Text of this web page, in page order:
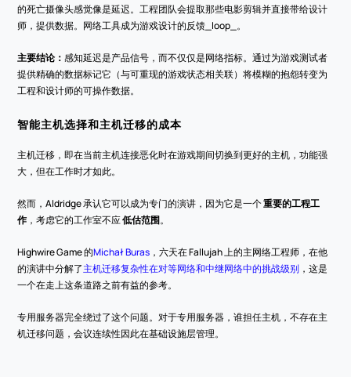
的死亡摄像头感觉像是延迟。工程团队会提取那些电影剪辑并直接带给设计
师，提供数据。网络工具成为游戏设计的反馈_loop_。
主要结论：感知延迟是产品信号，而不仅仅是网络指标。通过为游戏测试者
提供精确的数据标记它（与可重现的游戏状态相关联）将模糊的抱怨转变为
工程和设计师的可操作数据。
智能主机选择和主机迁移的成本
主机迁移，即在当前主机连接恶化时在游戏期间切换到更好的主机，功能强
大，但在工作时才如此。
然而，Aldridge 承认它可以成为专门的演讲，因为它是一个 重要的工程工
作 ，考虑它的工作室不应 低估范围。
Highwire Game 的Michał Buras ，六天在 Fallujah 上的主网络工程师，在他
的演讲中分解了主机迁移复杂性在对等网络和中继网络中的挑战级别 ，这是
一个在走上这条道路之前有益的参考。
专用服务器完全绕过了这个问题。对于专用服务器，谁担任主机，不存在主
机迁移问题，会议连续性因此在基础设施层管理。